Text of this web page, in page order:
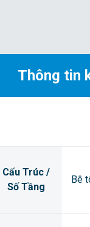
Thông tin
Cấu Trúc /
Số Tầng
Bê